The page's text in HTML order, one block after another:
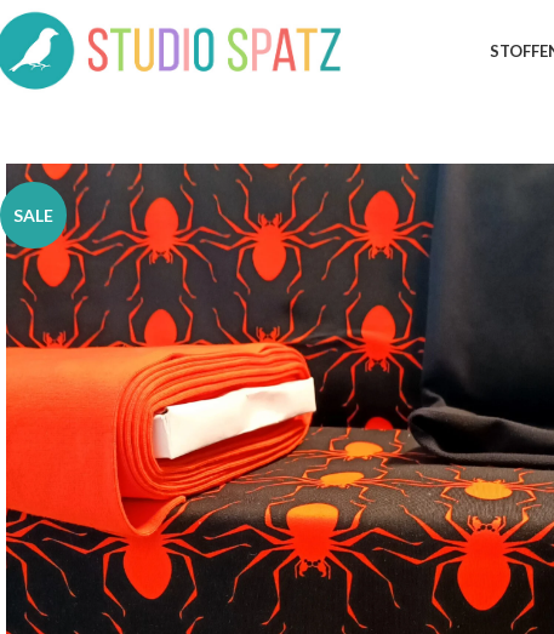
SALE